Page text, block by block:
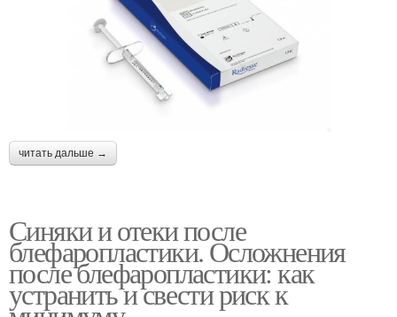
читать дальше →
Синяки и отеки после
блефаропластики. Осложнения
после блефаропластики: как
устранить и свести риск к